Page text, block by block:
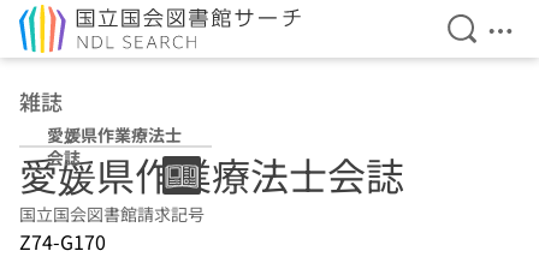
検索を
メ
雑誌
愛媛県作業療法士
会誌
愛媛県作業療法士会誌
国立国会図書館請求記号
Z74-G170